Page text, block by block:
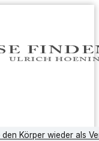
Körper wieder als